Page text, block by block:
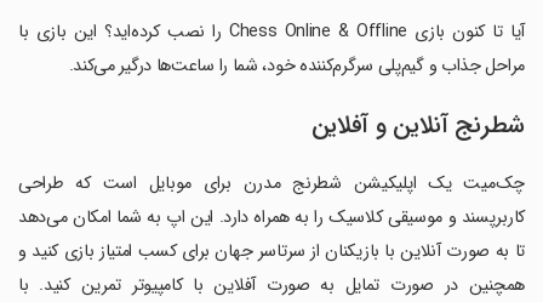
آیا تا کنون بازی Chess Online & Offline را نصب کرده‌اید؟ این بازی با
مراحل جذاب و گیم‌پلی سرگرم‌کننده خود، شما را ساعت‌ها درگیر می‌کند.
شطرنج آنلاین و آفلاین
چک‌میت یک اپلیکیشن شطرنج مدرن برای موبایل است که طراحی
کاربرپسند و موسیقی کلاسیک را به همراه دارد. این اپ به شما امکان می‌دهد
تا به صورت آنلاین با بازیکنان از سرتاسر جهان برای کسب امتیاز بازی کنید و
همچنین در صورت تمایل به صورت آفلاین با کامپیوتر تمرین کنید. با